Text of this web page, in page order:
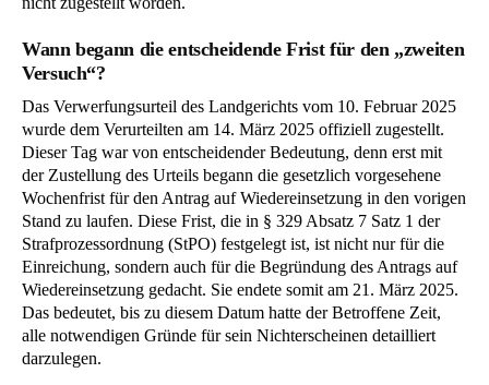
Wann begann die entscheidende Frist für den „zweiten
Versuch“?
Das Verwerfungsurteil des Landgerichts vom 10. Februar 2025
wurde dem Verurteilten am 14. März 2025 offiziell zugestellt.
Dieser Tag war von entscheidender Bedeutung, denn erst mit
der Zustellung des Urteils begann die gesetzlich vorgesehene
Wochenfrist für den Antrag auf Wiedereinsetzung in den vorigen
Stand zu laufen. Diese Frist, die in § 329 Absatz 7 Satz 1 der
Strafprozessordnung (StPO) festgelegt ist, ist nicht nur für die
Einreichung, sondern auch für die Begründung des Antrags auf
Wiedereinsetzung gedacht. Sie endete somit am 21. März 2025.
Das bedeutet, bis zu diesem Datum hatte der Betroffene Zeit,
alle notwendigen Gründe für sein Nichterscheinen detailliert
darzulegen.